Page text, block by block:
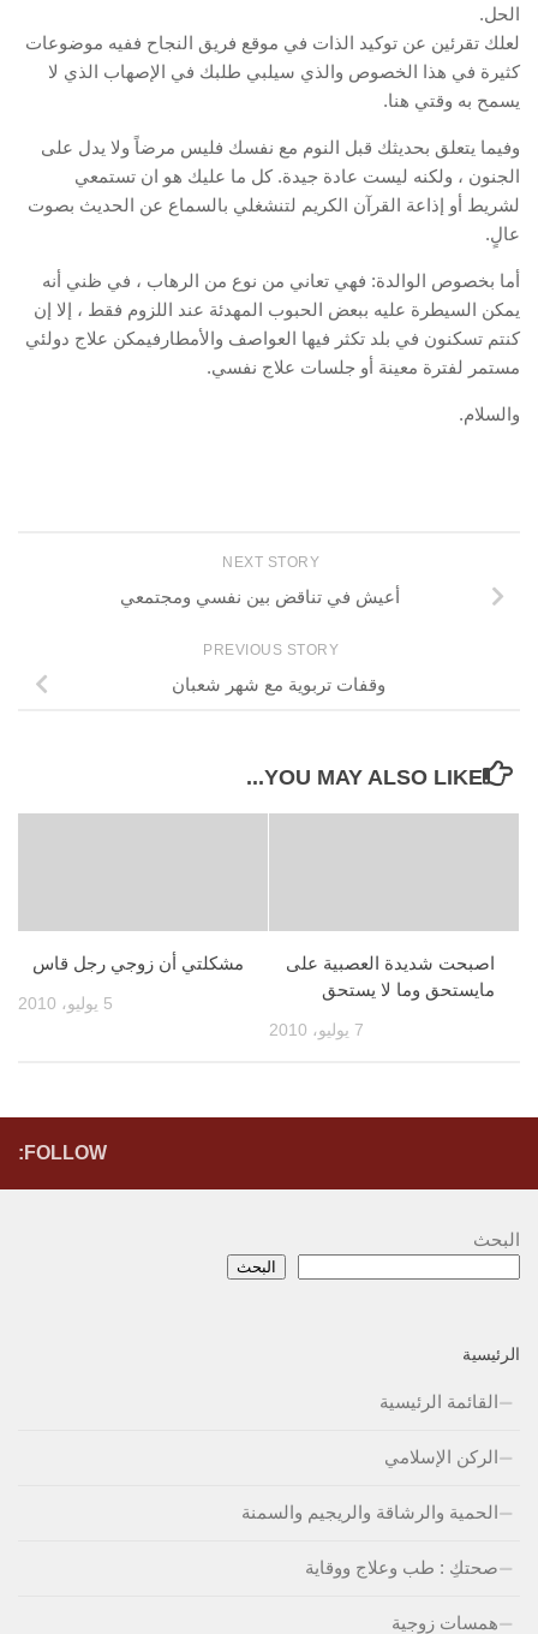
الحل.
لعلك تقرئين عن توكيد الذات في موقع فريق النجاح ففيه موضوعات
كثيرة في هذا الخصوص والذي سيلبي طلبك في الإصهاب الذي لا
يسمح به وقتي هنا.
وفيما يتعلق بحديثك قبل النوم مع نفسك فليس مرضاً ولا يدل على
الجنون ، ولكنه ليست عادة جيدة. كل ما عليك هو ان تستمعي
لشريط أو إذاعة القرآن الكريم لتنشغلي بالسماع عن الحديث بصوت
عالٍ.
أما بخصوص الوالدة: فهي تعاني من نوع من الرهاب ، في ظني أنه
يمكن السيطرة عليه ببعض الحبوب المهدئة عند اللزوم فقط ، إلا إن
كنتم تسكنون في بلد تكثر فيها العواصف والأمطارفيمكن علاج دولئي
مستمر لفترة معينة أو جلسات علاج نفسي.
والسلام.
NEXT STORY
أعيش في تناقض بين نفسي ومجتمعي
PREVIOUS STORY
وقفات تربوية مع شهر شعبان
YOU MAY ALSO LIKE...
مشكلتي أن زوجي رجل قاس
5 يوليو، 2010
اصبحت شديدة العصبية على
مايستحق وما لا يستحق
7 يوليو، 2010
FOLLOW:
البحث
البحث
الرئيسية
القائمة الرئيسية
الركن الإسلامي
الحمية والرشاقة والريجيم والسمنة
صحتكِ : طب وعلاج ووقاية
همسات زوجية